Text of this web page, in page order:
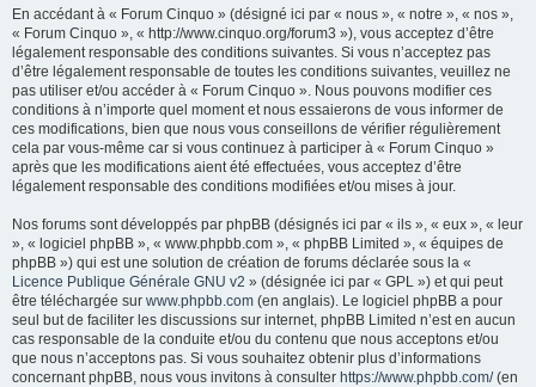
er
En accédant à « Forum Cinquo » (désigné ici par « nous », « notre », « nos »,
« Forum Cinquo », « http://www.cinquo.org/forum3 »), vous acceptez d’être
légalement responsable des conditions suivantes. Si vous n’acceptez pas
d’être légalement responsable de toutes les conditions suivantes, veuillez ne
pas utiliser et/ou accéder à « Forum Cinquo ». Nous pouvons modifier ces
conditions à n’importe quel moment et nous essaierons de vous informer de
ces modifications, bien que nous vous conseillons de vérifier régulièrement
cela par vous-même car si vous continuez à participer à « Forum Cinquo »
après que les modifications aient été effectuées, vous acceptez d’être
légalement responsable des conditions modifiées et/ou mises à jour.
Nos forums sont développés par phpBB (désignés ici par « ils », « eux », « leur
», « logiciel phpBB », « www.phpbb.com », « phpBB Limited », « équipes de
phpBB ») qui est une solution de création de forums déclarée sous la «
Licence Publique Générale GNU v2 » (désignée ici par « GPL ») et qui peut
être téléchargée sur www.phpbb.com (en anglais). Le logiciel phpBB a pour
seul but de faciliter les discussions sur internet, phpBB Limited n’est en aucun
cas responsable de la conduite et/ou du contenu que nous acceptons et/ou
que nous n’acceptons pas. Si vous souhaitez obtenir plus d’informations
concernant phpBB, nous vous invitons à consulter https://www.phpbb.com/(en